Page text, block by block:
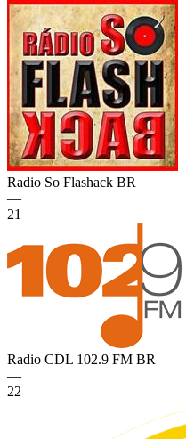
Radio So Flashack BR
—
21
Radio CDL 102.9 FM BR
—
22